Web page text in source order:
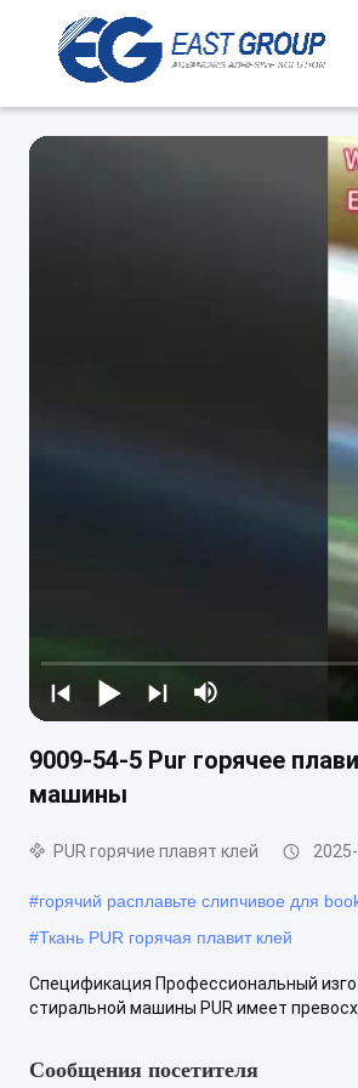
9009-54-5 Pur горячее
машины
PUR горячие плавят клей
#горячий расплавьте слипчивое для
#Ткань PUR горячая плавит клей
Спецификация Профессиональный
стиральной машины PUR имеет
Сообщения посетителя